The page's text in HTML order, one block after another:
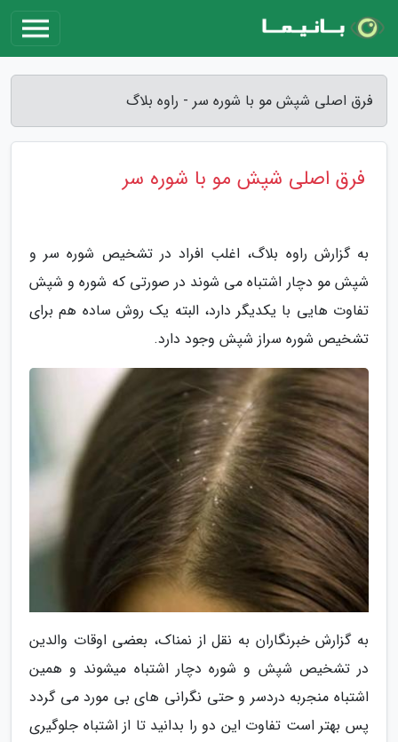
فرق اصلی شپش مو با شوره سر - راوه بلاگ
فرق اصلی شپش مو با شوره سر
به گزارش راوه بلاگ، اغلب افراد در تشخیص شوره سر و
شپش مو دچار اشتباه می شوند در صورتی که شوره و شپش
تفاوت هایی با یکدیگر دارد، البته یک روش ساده هم برای
تشخیص شوره سراز شپش وجود دارد.
به گزارش خبرنگاران به نقل از نمناک، بعضی اوقات والدین
در تشخیص شپش و شوره دچار اشتباه میشوند و همین
اشتباه منجربه دردسر و حتی نگرانی های بی مورد می گردد
پس بهتر است تفاوت این دو را بدانید تا از اشتباه جلوگیری